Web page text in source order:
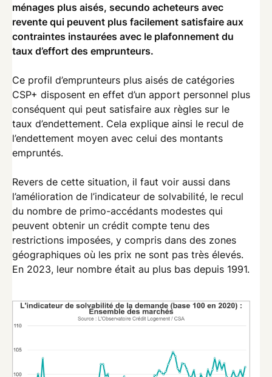
ménages plus aisés, secundo acheteurs avec
revente qui peuvent plus facilement satisfaire aux
contraintes instaurées avec le plafonnement du
taux d’effort des emprunteurs.
Ce profil d’emprunteurs plus aisés de catégories
CSP+ disposent en effet d’un apport personnel plus
conséquent qui peut satisfaire aux règles sur le
taux d’endettement. Cela explique ainsi le recul de
l’endettement moyen avec celui des montants
empruntés.
Revers de cette situation, il faut voir aussi dans
l’amélioration de l’indicateur de solvabilité, le recul
du nombre de primo-accédants modestes qui
peuvent obtenir un crédit compte tenu des
restrictions imposées, y compris dans des zones
géographiques où les prix ne sont pas très élevés.
En 2023, leur nombre était au plus bas depuis 1991.